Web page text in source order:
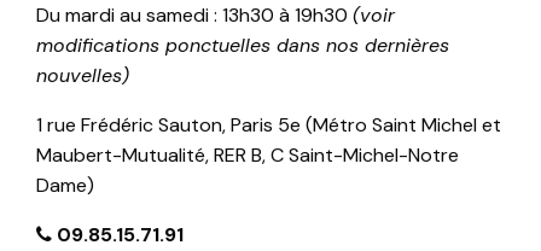
Du mardi au samedi : 13h30 à 19h30 (voir
modifications ponctuelles dans nos dernières
nouvelles)
1 rue Frédéric Sauton, Paris 5e (Métro Saint Michel et
Maubert-Mutualité, RER B, C Saint-Michel-Notre
Dame)
09.85.15.71.91